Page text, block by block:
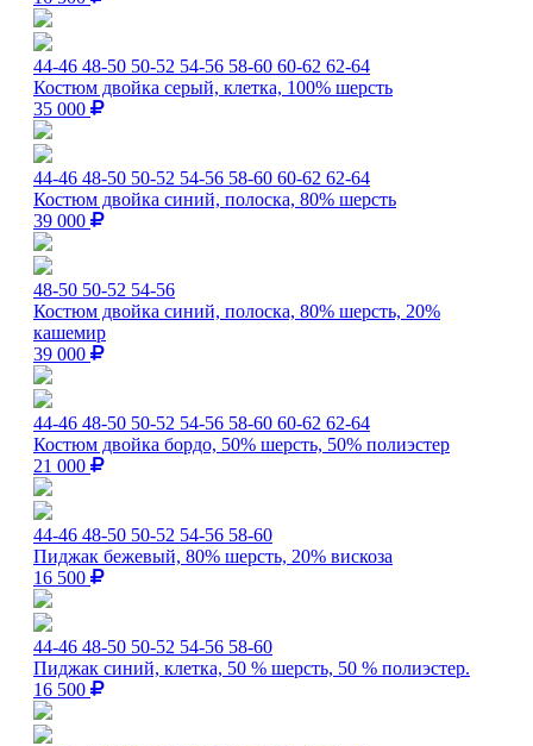
44-46 48-50 50-52 54-56 58-60 60-62 62-64
Костюм двойка серый, клетка, 100% шерсть
35 000
44-46 48-50 50-52 54-56 58-60 60-62 62-64
Костюм двойка синий, полоска, 80% шерсть
39 000
48-50 50-52 54-56
Костюм двойка синий, полоска, 80% шерсть, 20%
кашемир
39 000
44-46 48-50 50-52 54-56 58-60 60-62 62-64
Костюм двойка бордо, 50% шерсть, 50% полиэстер
21 000
44-46 48-50 50-52 54-56 58-60
Пиджак бежевый, 80% шерсть, 20% вискоза
16 500
44-46 48-50 50-52 54-56 58-60
Пиджак синий, клетка, 50 % шерсть, 50 % полиэстер.
16 500